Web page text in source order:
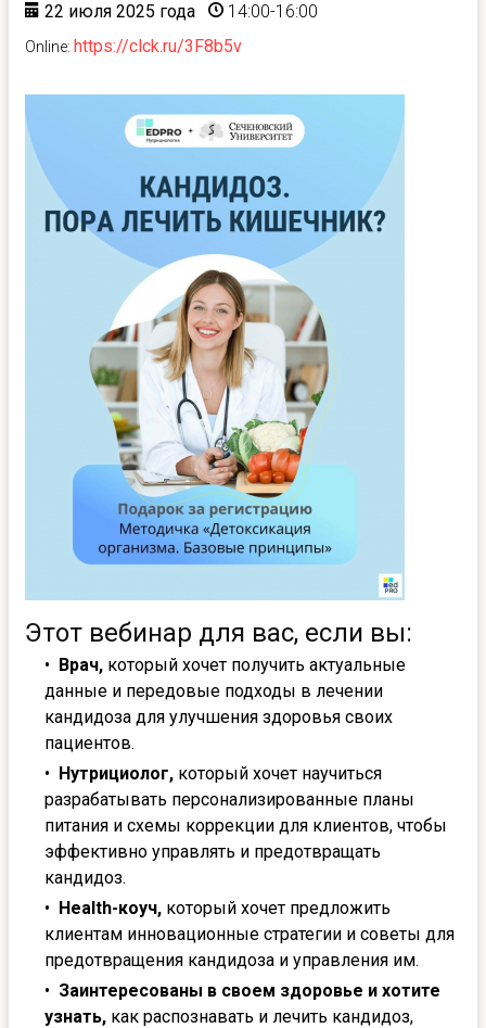
22 июля 2025 года 14:00-16:00
Online: https://clck.ru/3F8b5v
Этот вебинар для вас, если вы:
Врач, который хочет получить актуальные
данные и передовые подходы в лечении
кандидоза для улучшения здоровья своих
пациентов.
Нутрициолог, который хочет научиться
разрабатывать персонализированные планы
питания и схемы коррекции для клиентов, чтобы
эффективно управлять и предотвращать
кандидоз.
Health-коуч, который хочет предложить
клиентам инновационные стратегии и советы для
предотвращения кандидоза и управления им.
Заинтересованы в своем здоровье и хотите
узнать, как распознавать и лечить кандидоз,